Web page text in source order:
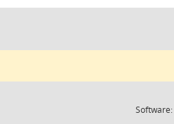
Software: